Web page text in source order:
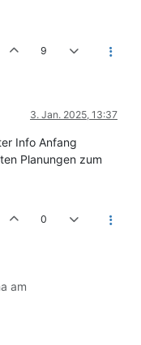
9
3. Jan. 2025, 13:37
Info Anfang
Planungen zum
0
am